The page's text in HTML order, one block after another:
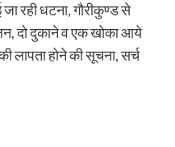
जा रही धटना, गौरीकुण्ड से
दो दुकाने व एक खोका आये
लापता होने की सूचना, सर्च